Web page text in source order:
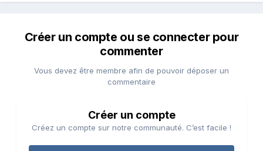
Créer un compte ou se connecter pour
commenter
Vous devez être membre afin de pouvoir déposer un
commentaire
Créer un compte
Créez un compte sur notre communauté. C’est facile !